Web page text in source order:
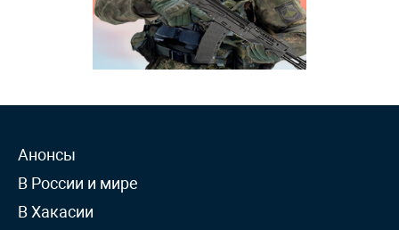
Анонсы
В России и мире
В Хакасии